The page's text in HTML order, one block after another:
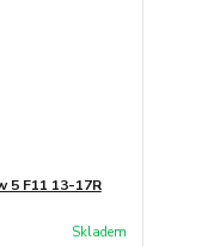
5 F11 13-17R
Skladem